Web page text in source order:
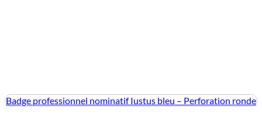
Badge professionnel nominatif Iustus bleu – Perforation ronde